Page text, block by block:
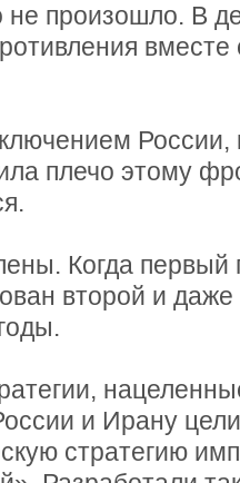
произошло. В
России,
плечо этому
Когда первый
второй и
и Ирану
стратегию